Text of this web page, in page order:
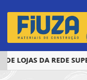
LOJAS DA REDE